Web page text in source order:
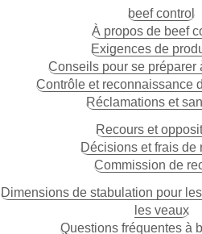
beef control
À propos de beef
Exigences de
Conseils pour se préparer
Contrôle et reconnaissance
Réclamations et
Recours et
Décisions et frais de
Commission de
Dimensions de stabulation pour
les veaux
Questions fréquentes à